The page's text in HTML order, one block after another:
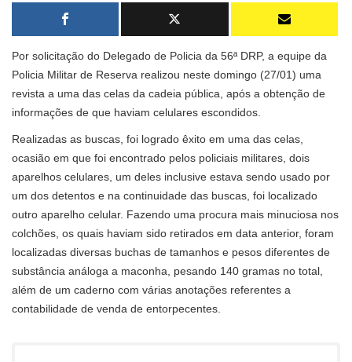
Por solicitação do Delegado de Policia da 56ª DRP, a equipe da
Policia Militar de Reserva realizou neste domingo (27/01) uma
revista a uma das celas da cadeia pública, após a obtenção de
informações de que haviam celulares escondidos.
Realizadas as buscas, foi logrado êxito em uma das celas,
ocasião em que foi encontrado pelos policiais militares, dois
aparelhos celulares, um deles inclusive estava sendo usado por
um dos detentos e na continuidade das buscas, foi localizado
outro aparelho celular. Fazendo uma procura mais minuciosa nos
colchões, os quais haviam sido retirados em data anterior, foram
localizadas diversas buchas de tamanhos e pesos diferentes de
substância análoga a maconha, pesando 140 gramas no total,
além de um caderno com várias anotações referentes a
contabilidade de venda de entorpecentes.